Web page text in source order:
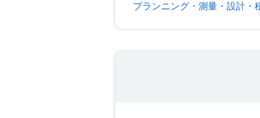
プランニング・測量・設計・